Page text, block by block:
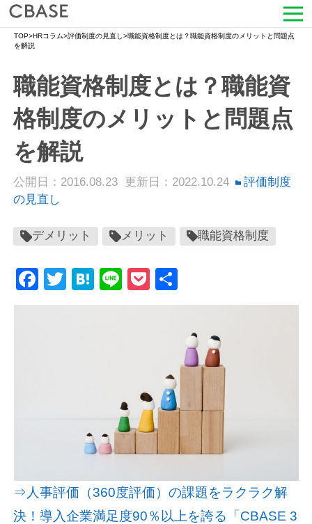
サービス
活用シーン
導入事例
セミナー情報
HRコラム
お知らせ
お見積もり依頼
TOP>HRコラム>評価制度の見直し>職能資格制度とは？職能資格制度のメリットと問題点
を解説
職能資格制度とは？職能資
格制度のメリットと問題点
を解説
公開日：2016.08.23 更新日：2022.10.24
評価制度
の見直し
デメリット メリット 職能資格制度
Facebook
Twitter
Hatena
LinePocket
有
⇒人事評価（360度評価）の課題をラクラク解
決！導入企業満足度90％以上を誇る「CBASE 3